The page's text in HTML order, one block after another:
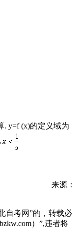
. y=f (x)的定义域为
来源：
自考网”的，转载必
）”,违者将